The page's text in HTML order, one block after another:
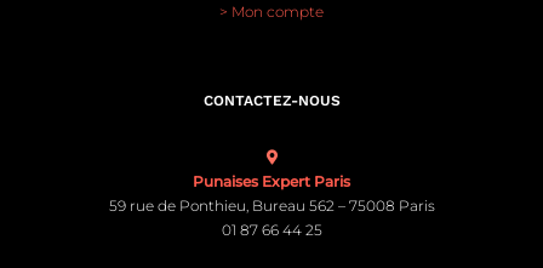
> Mon compte
CONTACTEZ-NOUS
Punaises Expert Paris
59 rue de Ponthieu, Bureau 562 – 75008 Paris
01 87 66 44 25